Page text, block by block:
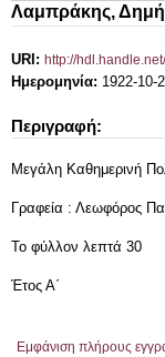
Λαμπράκης,
URI: http://
Ημερομηνία: 1922-10-
Περιγραφή:
Μεγάλη Καθημερινή
Γραφεία : Λεωφόρος
Το φύλλον λεπτά 30
Έτος Α΄
Εμφάνιση πλήρους